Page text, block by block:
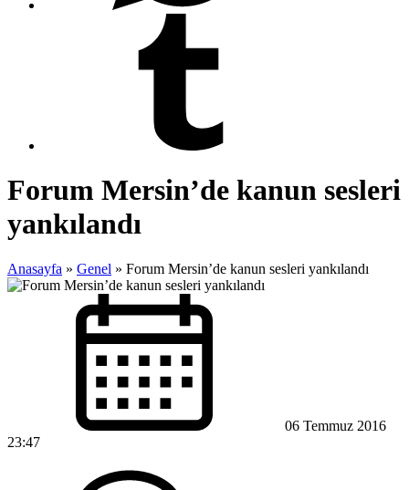
Forum Mersin’de kanun sesleri
yankılandı
Anasayfa » Genel » Forum Mersin’de kanun sesleri yankılandı
06 Temmuz 2016
23:47